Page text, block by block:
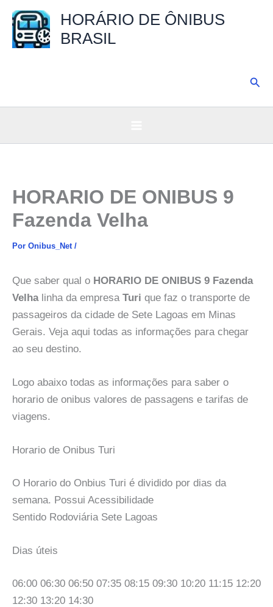
para
HORÁRIO DE ÔNIBUS
BRASIL
HORARIO DE ONIBUS 9
Fazenda Velha
Por Onibus_Net /
Que saber qual o HORARIO DE ONIBUS 9 Fazenda
Velhalinha da empresa Turi que faz o transporte de
passageiros da cidade de Sete Lagoas em Minas
Gerais. Veja aqui todas as informações para chegar
ao seu destino.
Logo abaixo todas as informações para saber o
horario de onibus valores de passagens e tarifas de
viagens.
Horario de Onibus Turi
O Horario do Onbius Turi é dividido por dias da
semana. Possui Acessibilidade
Sentido Rodoviária Sete Lagoas
Dias úteis
06:00 06:30 06:50 07:35 08:15 09:30 10:20 11:15 12:20
12:30 13:20 14:30